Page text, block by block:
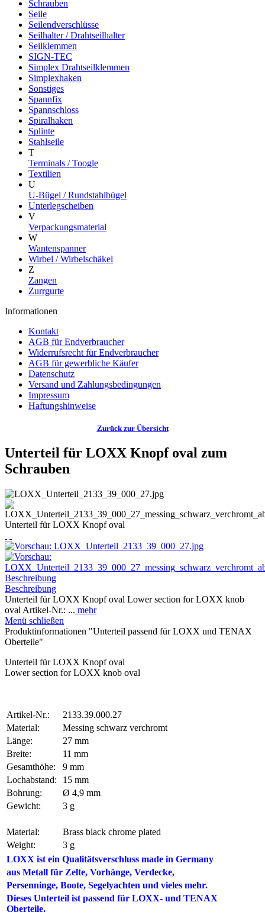
Schrauben
Seile
Seilendverschlüsse
Seilhalter / Drahtseilhalter
Seilklemmen
SIGN-TEC
Simplex Drahtseilklemmen
Simplexhaken
Sonstiges
Spannfix
Spannschloss
Spiralhaken
Splinte
Stahlseile
T
Terminals / Toogle
Textilien
U
U-Bügel / Rundstahlbügel
Unterlegscheiben
V
Verpackungsmaterial
W
Wantenspanner
Wirbel / Wirbelschäkel
Z
Zangen
Zurrgurte
Informationen
Kontakt
AGB für Endverbraucher
Widerrufsrecht für Endverbraucher
AGB für gewerbliche Käufer
Datenschutz
Versand und Zahlungsbedingungen
Impressum
Haftungshinweise
Zurück zur Übersicht
Unterteil für LOXX Knopf oval zum
Schrauben
Unterteil für LOXX Knopf oval
Beschreibung
Beschreibung
Unterteil für LOXX Knopf oval Lower section for LOXX knob
oval Artikel-Nr.: ... mehr
Menü schließen
Produktinformationen "Unterteil passend für LOXX und TENAX
Oberteile"
Unterteil für LOXX Knopf oval
Lower section for LOXX knob oval
Artikel-Nr.:
2133.39.000.27
Material:
Messing schwarz verchromt
Länge:
27 mm
Breite:
11 mm
Gesamthöhe:
9 mm
Lochabstand:
15 mm
Bohrung:
Ø 4,9 mm
Gewicht:
3 g
Material:
Brass black chrome plated
Weight:
3 g
LOXX ist ein Qualitätsverschluss made in Germany
aus Metall für Zelte, Vorhänge, Verdecke,
Persenninge, Boote, Segelyachten und vieles mehr.
Dieses Unterteil ist passend für LOXX- und TENAX
Oberteile.